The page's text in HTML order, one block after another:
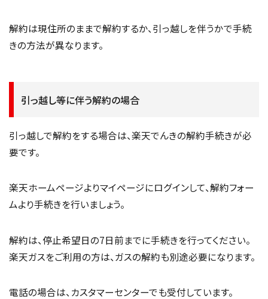
解約は現住所のままで解約するか、引っ越しを伴うかで手続
きの方法が異なります。
引っ越し等に伴う解約の場合
引っ越しで解約をする場合は、楽天でんきの解約手続きが必
要です。
楽天ホームページよりマイページにログインして、解約フォー
ムより手続きを行いましょう。
解約は、停止希望日の7日前までに手続きを行ってください。
楽天ガスをご利用の方は、ガスの解約も別途必要になります。
電話の場合は、カスタマーセンターでも受付しています。